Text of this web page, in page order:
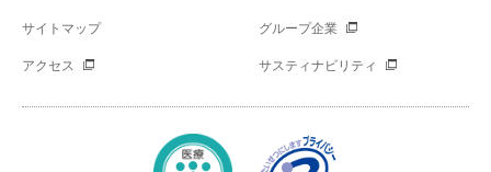
サイトマップ グループ企業
アクセス サスティナビリティ